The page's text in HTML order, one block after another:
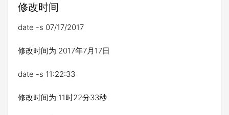
修改时间
date -s 07/17/2017
修改时间为 2017年7月17日
date -s 11:22:33
修改时间为 11时22分33秒